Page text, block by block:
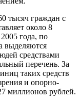
тысяч граждан с
около 8
года, по
выделяются
средствами
перечень. За
таких средств
и опорно-
миллионов рублей.